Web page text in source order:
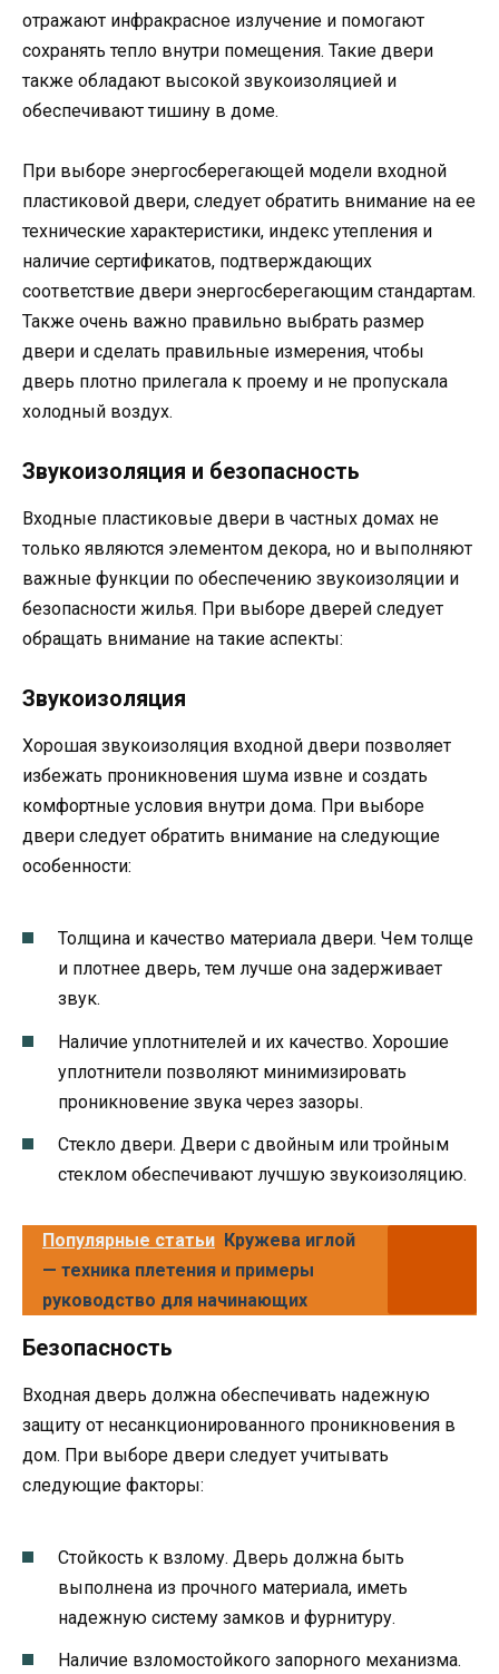
отражают инфракрасное излучение и помогают
сохранять тепло внутри помещения. Такие двери
также обладают высокой звукоизоляцией и
обеспечивают тишину в доме.
При выборе энергосберегающей модели входной
пластиковой двери, следует обратить внимание на ее
технические характеристики, индекс утепления и
наличие сертификатов, подтверждающих
соответствие двери энергосберегающим стандартам.
Также очень важно правильно выбрать размер
двери и сделать правильные измерения, чтобы
дверь плотно прилегала к проему и не пропускала
холодный воздух.
Звукоизоляция и безопасность
Входные пластиковые двери в частных домах не
только являются элементом декора, но и выполняют
важные функции по обеспечению звукоизоляции и
безопасности жилья. При выборе дверей следует
обращать внимание на такие аспекты:
Звукоизоляция
Хорошая звукоизоляция входной двери позволяет
избежать проникновения шума извне и создать
комфортные условия внутри дома. При выборе
двери следует обратить внимание на следующие
особенности:
Толщина и качество материала двери. Чем толще
и плотнее дверь, тем лучше она задерживает
звук.
Наличие уплотнителей и их качество. Хорошие
уплотнители позволяют минимизировать
проникновение звука через зазоры.
Стекло двери. Двери с двойным или тройным
стеклом обеспечивают лучшую звукоизоляцию.
Популярные статьи Кружева иглой
— техника плетения и примеры
руководство для начинающих
Безопасность
Входная дверь должна обеспечивать надежную
защиту от несанкционированного проникновения в
дом. При выборе двери следует учитывать
следующие факторы:
Стойкость к взлому. Дверь должна быть
выполнена из прочного материала, иметь
надежную систему замков и фурнитуру.
Наличие взломостойкого запорного механизма.